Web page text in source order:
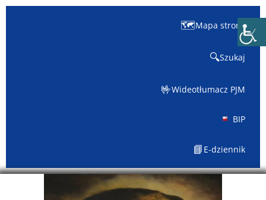
🗺️Mapa strony
🔍Szukaj
🤟Wideotłumacz PJM
BIP
📘 E-dziennik